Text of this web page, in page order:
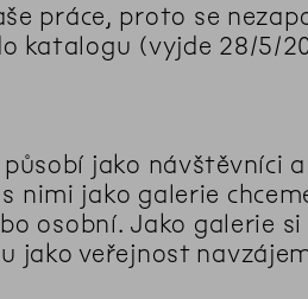
práce, proto se
katalogu (vyjde 28/5/
jako návštěvníci
nimi jako galerie
osobní. Jako galerie
jako veřejnost